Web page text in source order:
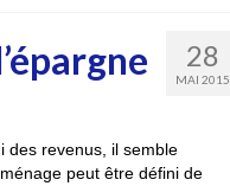
28
MAI 2015
des revenus, il semble
peut être défini de